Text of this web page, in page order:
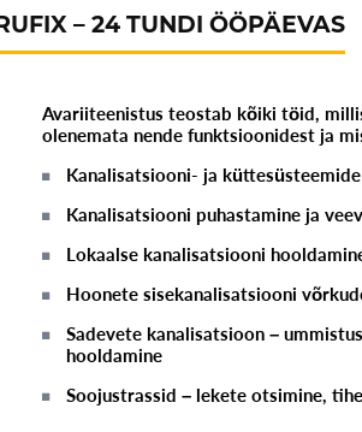
– 24 TUNDI ÖÖPÄEVAS
Avariiteenistus teostab kõiki töid,
olenemata nende funktsioonidest ja
Kanalisatsiooni- ja
Kanalisatsiooni puhastamine ja
Lokaalse kanalisatsiooni
Hoonete sisekanalisatsiooni
Sadevete kanalisatsioon –
hooldamine
Soojustrassid – lekete otsimine,